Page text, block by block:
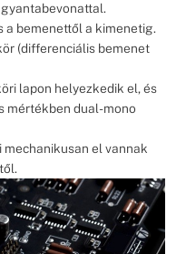
a bemenettől a kimenetig.
(differenciális bemenet
lapon helyezkedik el, és
mértékben dual-mono
el vannak